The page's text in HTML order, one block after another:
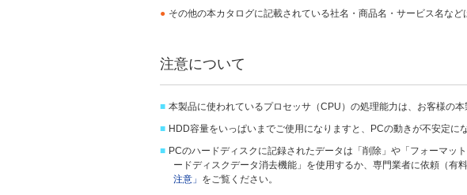
● その他の本カタログに記載されている社名・商品名・サービス名な
注意について
■ 本製品に使われているプロセッサ（CPU）の処理能力は、お客様の
■ HDD容量をいっぱいまでご使用になりますと、PCの動きが不安定に
■ PCのハードディスクに記録されたデータは「削除」や「フォーマッ
ードディスクデータ消去機能」を使用するか、専門業者に依頼（有
注意」 をご覧ください。